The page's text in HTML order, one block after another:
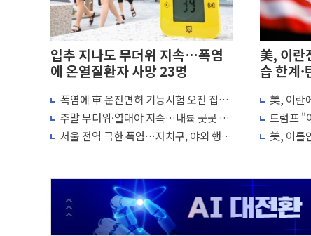
입추 지나도 무더위 지속…폭염
에 온열질환자 사망 23명
폭염에 車 운전면허 기능시험 오전 집중
편성…체감온도 38도 넘으면 중단
주말 무더위·열대야 지속…내륙 곳곳 소
나기
서울 전역 극한 폭염…자치구, 야외 행사
美, 이란
습 한계
美, 이란
"이제 우
트럼프 "
미군, 사
美, 이틀
포항시 재난예산 40억 긴급 투입…고수
울진·영덕 '호우특보'-포항 '산사태 주
[종합] 김민석, 정청래에 '0.86%p' 차
김민석, 2주차 제주·인천 경선서 정청
인사하는 김민석 당대표 후보
[속보] 민주, 제주·인천 경선 결과 발표